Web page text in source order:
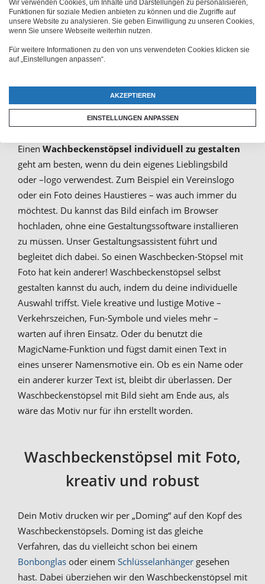
Waschbecken-Stöpsel
individuell gestalten
Einen Stöpsel zu gestalten ist ganz einfach. Du kannst
das auf drei verschiedene Weisen tun: Lade ein eigenes
Bild hoch, wähle eines unserer fertigen Motive aus oder
Einen Wachbeckenstöpsel individuell zu gestalten
geht am besten, wenn du dein eigenes Lieblingsbild
oder –logo verwendest. Zum Beispiel ein Vereinslogo
oder ein Foto deines Haustieres – was auch immer du
möchtest. Du kannst das Bild einfach im Browser
hochladen, ohne eine Gestaltungssoftware installieren
zu müssen. Unser Gestaltungsassistent führt und
begleitet dich dabei. So einen Waschbecken-Stöpsel mit
Foto hat kein anderer! Waschbeckenstöpsel selbst
gestalten kannst du auch, indem du deine individuelle
Auswahl triffst. Viele kreative und lustige Motive –
Verkehrszeichen, Fun-Symbole und vieles mehr –
warten auf ihren Einsatz. Oder du benutzt die
MagicName-Funktion und fügst damit einen Text in
eines unserer Namensmotive ein. Ob es ein Name oder
ein anderer kurzer Text ist, bleibt dir überlassen. Der
Waschbeckenstöpsel mit Bild sieht am Ende aus, als
wäre das Motiv nur für ihn erstellt worden.
Waschbeckenstöpsel mit Foto,
kreativ und robust
Dein Motiv drucken wir per „Doming“ auf den Kopf des
Waschbeckenstöpsels. Doming ist das gleiche
Verfahren, das du vielleicht schon bei einem
Bonbonglas oder einem Schlüsselanhänger gesehen
hast. Dabei überziehen wir den Waschbeckenstöpsel mit
Wir verwenden Cookies, um Inhalte und Darstellungen zu personalisieren,
Funktionen für soziale Medien anbieten zu können und die Zugriffe auf
unsere Website zu analysieren. Sie geben Einwilligung zu unseren Cookies,
wenn Sie unsere Webseite weiterhin nutzen.
Für weitere Informationen zu den von uns verwendeten Cookies klicken sie
auf „Einstellungen anpassen“.
AKZEPTIEREN
EINSTELLUNGEN ANPASSEN